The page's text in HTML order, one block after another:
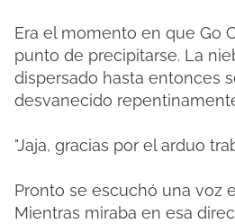
Era el momento en que Go
punto de precipitarse. La
dispersado hasta entonces
desvanecido
"Jaja, gracias por el arduo
Pronto se escuchó una voz
Mientras miraba en esa